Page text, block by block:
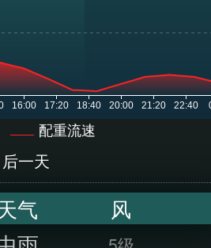
配重流速
后一天
气 风